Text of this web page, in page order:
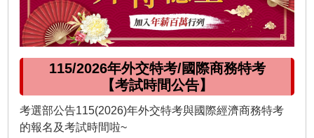
115/2026年外交特考/國際商務特考
【考試時間公告】
考選部公告115(2026)年外交特考與國際經濟商務特考
的報名及考試時間啦~